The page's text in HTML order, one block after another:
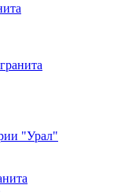
"Урал"